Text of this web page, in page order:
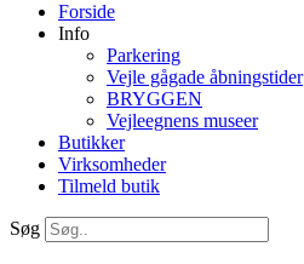
Forside
Info
Parkering
Vejle gågade åbningstider
BRYGGEN
Vejleegnens museer
Butikker
Virksomheder
Tilmeld butik
Søg